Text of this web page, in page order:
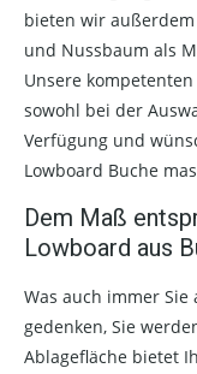
bieten wir außerdem
und Nussbaum als
Unsere
sowohl bei der
Verfügung und
Lowboard Buche
Dem Maß
Lowboard aus
Was auch immer
gedenken, Sie
Ablagefläche bietet